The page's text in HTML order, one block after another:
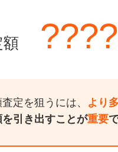
額 ????
定を狙うには、
より
引き出すことが重要